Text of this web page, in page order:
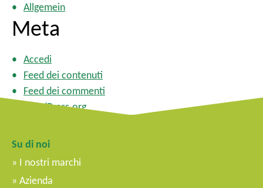
Allgemein
Meta
Accedi
Feed dei contenuti
Feed dei commenti
WordPress.org
Su di noi
I nostri marchi
Azienda